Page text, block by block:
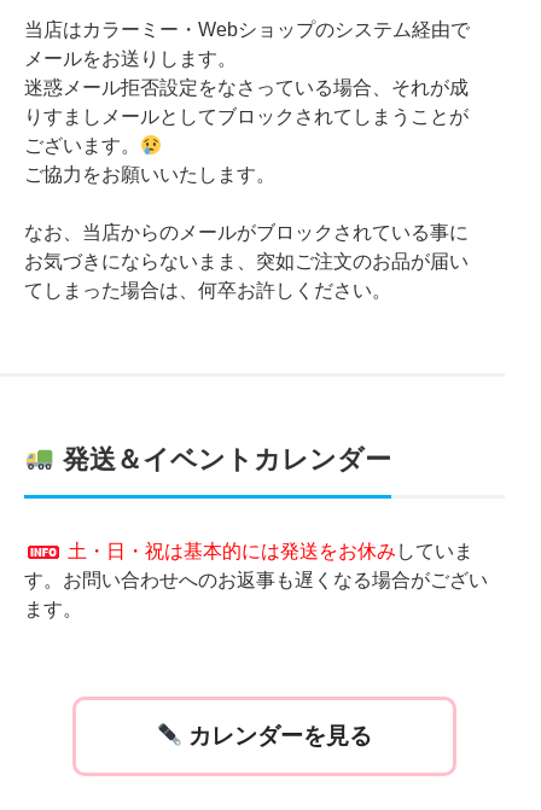
当店はカラーミー・Webショップのシステム経由で
メールをお送りします。
迷惑メール拒否設定をなさっている場合、それが成
りすましメールとしてブロックされてしまうことが
ございます。
ご協力をお願いいたします。
なお、当店からのメールがブロックされている事に
お気づきにならないまま、突如ご注文のお品が届い
てしまった場合は、何卒お許しください。
発送＆イベントカレンダー
土・日・祝は基本的には発送をお休み していま
す。お問い合わせへのお返事も遅くなる場合がござい
ます。
カレンダーを見る